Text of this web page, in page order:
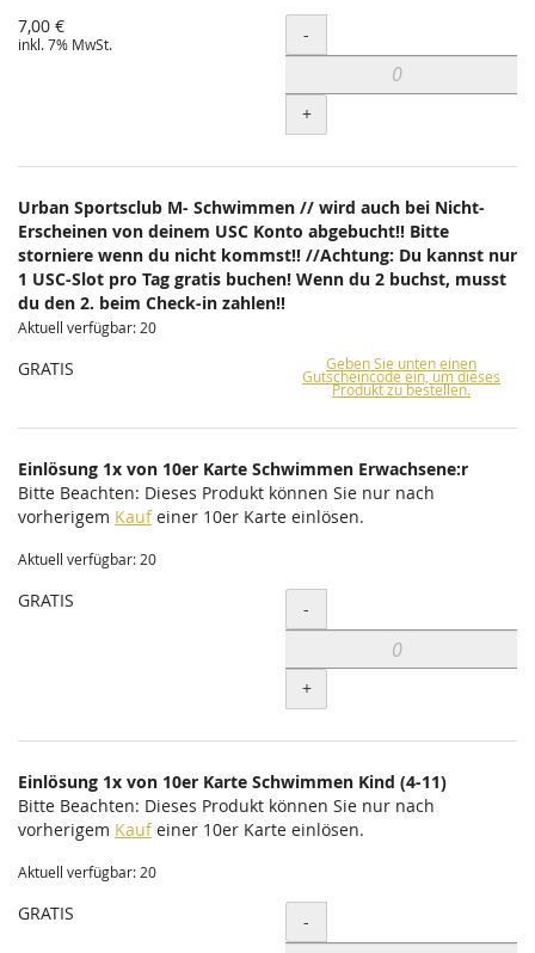
7,00 €
inkl. 7% MwSt. Menge
-
+
Urban Sportsclub M- Schwimmen // wird auch bei Nicht-
Erscheinen von deinem USC Konto abgebucht!! Bitte
storniere wenn du nicht kommst!! //Achtung: Du kannst nur
1 USC-Slot pro Tag gratis buchen! Wenn du 2 buchst, musst
du den 2. beim Check-in zahlen!!
Aktuell verfügbar: 20
GRATIS Geben Sie unten einen
Gutscheincode ein, um dieses
Produkt zu bestellen.
Einlösung 1x von 10er Karte Schwimmen Erwachsene:r
Bitte Beachten: Dieses Produkt können Sie nur nach
vorherigem Kaufeiner 10er Karte einlösen.
Aktuell verfügbar: 20
GRATIS Menge
-
+
Einlösung 1x von 10er Karte Schwimmen Kind (4-11)
Bitte Beachten: Dieses Produkt können Sie nur nach
vorherigem Kaufeiner 10er Karte einlösen.
Aktuell verfügbar: 20
GRATIS Menge
-